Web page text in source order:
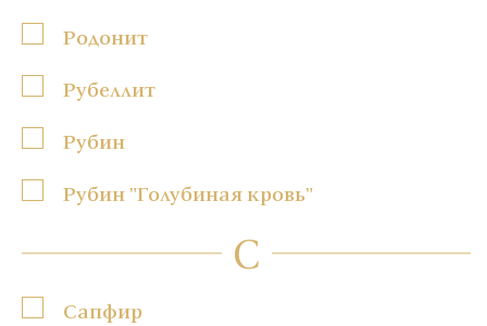
Родонит
Рубеллит
Рубин
Рубин "Голубиная кровь"
С
Сапфир